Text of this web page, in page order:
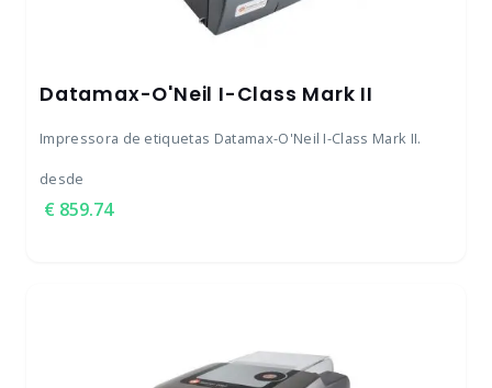
Datamax-O'Neil I-Class Mark II
Impressora de etiquetas Datamax-O'Neil I-Class Mark II.
desde
859.74